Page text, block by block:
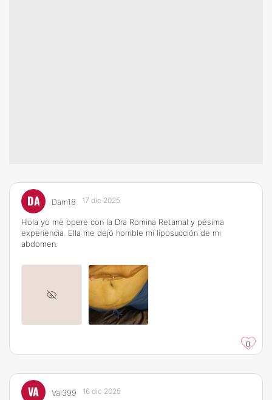
DA Dam18 17 dic 2025
Hola yo me opere con la Dra Romina Retamal y pésima
experiencia. Ella me dejó horrible mi liposucción de mi
abdomen.
0
VA Val399 16 dic 2025